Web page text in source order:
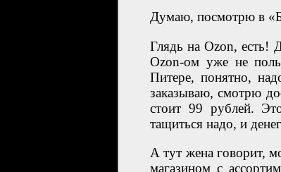
Думаю, посмотрю в
Глядь на Ozon, есть!
Ozon-ом уже не
Питере, понятно,
заказываю, смотрю
стоит 99 рублей.
тащиться надо, и
А тут жена говорит,
магазином с